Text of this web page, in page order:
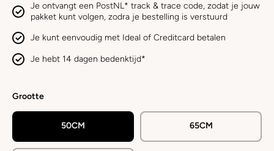
Je ontvangt een PostNL* track & trace code, zodat je jouw
pakket kunt volgen, zodra je bestelling is verstuurd
Je kunt eenvoudig met Ideal of Creditcard betalen
Je hebt 14 dagen bedenktijd*
Grootte
50CM 65CM